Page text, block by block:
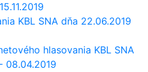
KBL SNA dňa 22.06.2019
hlasovania KBL SNA
08.04.2019